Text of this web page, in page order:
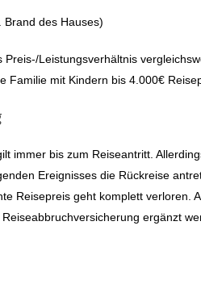
Brand des Hauses)
Leistungsverhältnis
Familie mit Kindern bis 4.000€
immer bis zum Reiseantritt.
Ereignisses die Rückreise
Reisepreis geht komplett verloren.
ergänzt